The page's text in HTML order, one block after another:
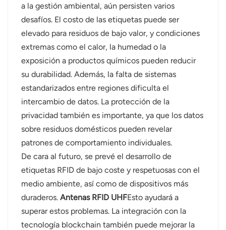
a la gestión ambiental, aún persisten varios
desafíos. El costo de las etiquetas puede ser
elevado para residuos de bajo valor, y condiciones
extremas como el calor, la humedad o la
exposición a productos químicos pueden reducir
su durabilidad. Además, la falta de sistemas
estandarizados entre regiones dificulta el
intercambio de datos. La protección de la
privacidad también es importante, ya que los datos
sobre residuos domésticos pueden revelar
patrones de comportamiento individuales.
De cara al futuro, se prevé el desarrollo de
etiquetas RFID de bajo coste y respetuosas con el
medio ambiente, así como de dispositivos más
duraderos.Antenas RFID UHFEsto ayudará a
superar estos problemas. La integración con la
tecnología blockchain también puede mejorar la